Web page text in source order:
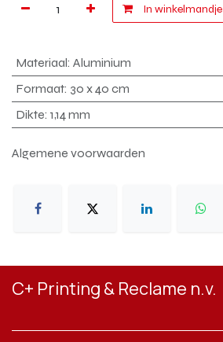
In winkelmandje
Materiaal: Aluminium
Formaat: 30 x 40 cm
Dikte: 1,14 mm
Algemene voorwaarden
C+ Printing & Reclame n.v.